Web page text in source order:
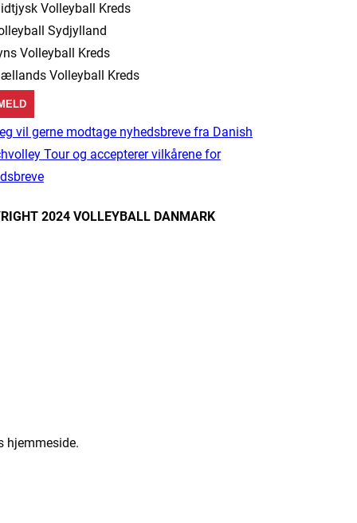
Volleyball Kreds
Sydjylland
Volleyball Kreds
Volleyball Kreds
vil gerne modtage nyhedsbreve fra Danish
Tour og accepterer vilkårene for
2024 VOLLEYBALL DANMARK
hjemmeside.